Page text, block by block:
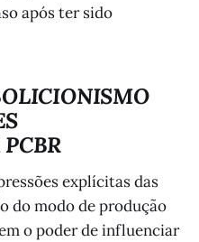
após ter sido
explícitas das
do modo de produção
o poder de influenciar